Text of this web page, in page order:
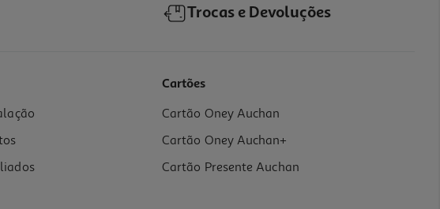
Trocas e Devoluções
Cartões
Cartão Oney Auchan
Cartão Oney Auchan+
Cartão Presente Auchan